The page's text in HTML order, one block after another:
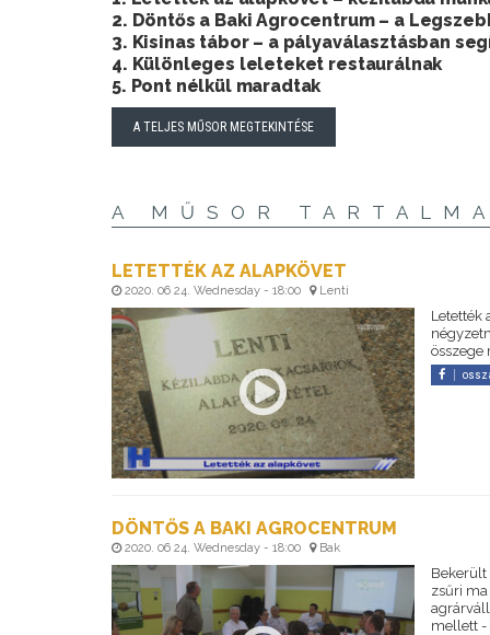
2. Döntős a Baki Agrocentrum – a
3. Kisinas tábor – a pályaválasztásban
4. Különleges leleteket restaurálnak
5. Pont nélkül maradtak
A TELJES MŰSOR MEGTEKINTÉSE
A MŰSOR TARTALMA
LETETTÉK AZ ALAPKÖVET
2020. 06 24. Wednesday - 18:00 Lenti
Letették
összege
DÖNTŐS A BAKI AGROCENTRUM
2020. 06 24. Wednesday - 18:00 Bak
Bekerült
zsűri
mellett -